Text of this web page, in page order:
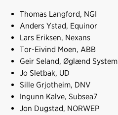
Thomas Langford, NGI
Anders Ystad, Equinor
Lars Eriksen, Nexans
Tor-Eivind Moen, ABB
Geir Seland, Øglænd System
Jo Sletbak, UD
Sille Grjotheim, DNV
Ingunn Kalve, Subsea7
Jon Dugstad, NORWEP